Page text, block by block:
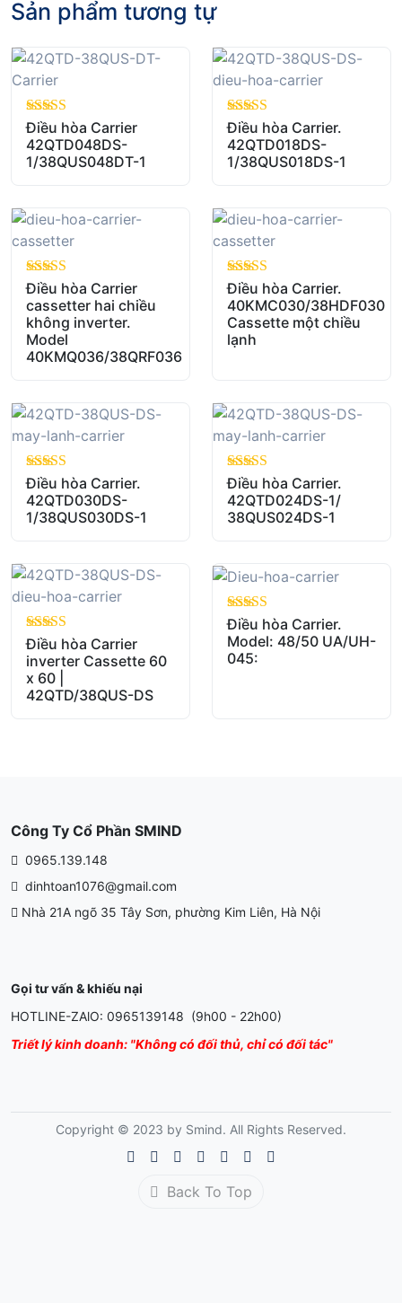
Sản phẩm tương tự
out of 5
Điều hòa Carrier
42QTD048DS-
1/38QUS048DT-1
out of 5
Điều hòa Carrier.
42QTD018DS-
1/38QUS018DS-1
out of 5
Điều hòa Carrier
cassetter hai chiều
không inverter.
Model
40KMQ036/38QRF036
out of 5
Điều hòa Carrier.
40KMC030/38HDF030
Cassette một chiều
lạnh
out of 5
Điều hòa Carrier.
42QTD030DS-
1/38QUS030DS-1
out of 5
Điều hòa Carrier.
42QTD024DS-1/
38QUS024DS-1
out of 5
Điều hòa Carrier
inverter Cassette 60
x 60 |
42QTD/38QUS-DS
out of 5
Điều hòa Carrier.
Model: 48/50 UA/UH-
045:
Công Ty Cổ Phần SMIND
0965.139.148
dinhtoan1076@gmail.com
Nhà 21A ngõ 35 Tây Sơn, phường Kim Liên, Hà Nội
Gọi tư vấn & khiếu nại
HOTLINE-ZAlO: 0965139148 (9h00 - 22h00)
Triết lý kinh doanh: "Không có đối thủ, chỉ có đối tác"
Copyright © 2023 by Smind. All Rights Reserved.
Back To Top